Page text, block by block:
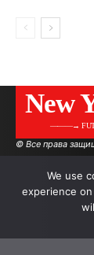
New
———→
© Все права
We use
experience